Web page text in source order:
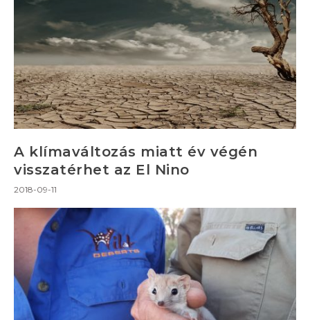
A klímaváltozás miatt év végén
visszatérhet az El Nino
2018-09-11